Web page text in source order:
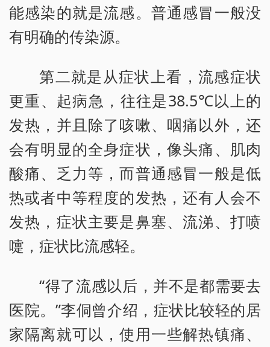
能感染的就是流感。普通感冒一般没
有明确的传染源。
第二就是从症状上看，流感症状
更重、起病急，往往是38.5℃以上的
发热，并且除了咳嗽、咽痛以外，还
会有明显的全身症状，像头痛、肌肉
酸痛、乏力等，而普通感冒一般是低
热或者中等程度的发热，还有人会不
发热，症状主要是鼻塞、流涕、打喷
嚏，症状比流感轻。
“得了流感以后，并不是都需要去
医院。”李侗曾介绍，症状比较轻的居
家隔离就可以，使用一些解热镇痛、